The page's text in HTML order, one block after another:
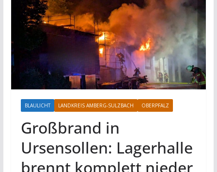
BLAULICHT LANDKREIS AMBERG-SULZBACH OBERPFALZ
Großbrand in
Ursensollen: Lagerhalle
brennt komplett nieder